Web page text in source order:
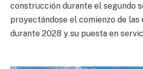
construcción durante el segundo
proyectándose el comienzo de
durante 2028 y su puesta en